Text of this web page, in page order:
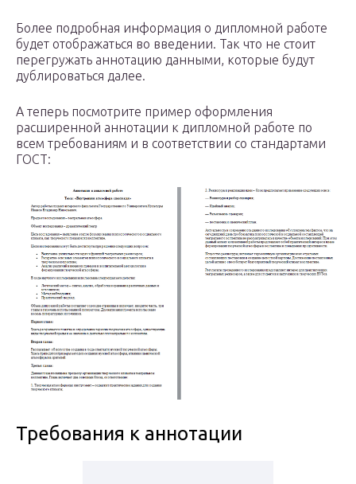
Более подробная информация о дипломной работе
будет отображаться во введении. Так что не стоит
перегружать аннотацию данными, которые будут
дублироваться далее.
А теперь посмотрите пример оформления
расширенной аннотации к дипломной работе по
всем требованиям и в соответствии со стандартами
ГОСТ:
Требования к аннотации